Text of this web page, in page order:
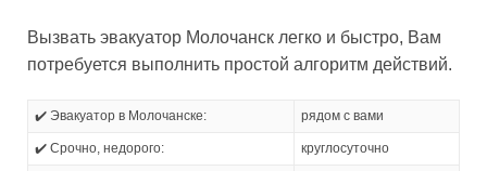
Вызвать эвакуатор Молочанск легко и быстро, Вам
потребуется выполнить простой алгоритм действий.
✔️ Эвакуатор в Молочанске: рядом с вами
✔️ Срочно, недорого: круглосуточно